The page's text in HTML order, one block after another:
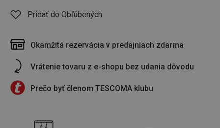
Pridať do Obľúbených
Okamžitá rezervácia v predajniach zdarma
Vrátenie tovaru z e-shopu bez udania dôvodu
Prečo byť členom TESCOMA klubu